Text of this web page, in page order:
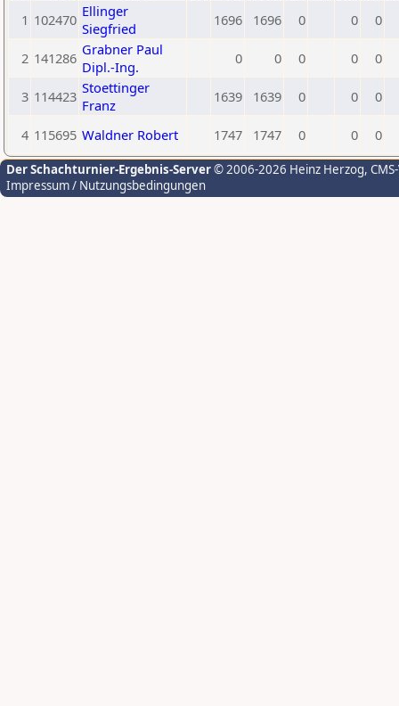
1 102470 Ellinger
Siegfried
1696 1696 0 0 0
2 141286 Grabner Paul
Dipl.-Ing.
0 0 0 0 0
3 114423 Stoettinger
Franz
1639 1639 0 0 0
4 115695 Waldner Robert 1747 1747 0 0 0
Der Schachturnier-Ergebnis-Server© 2006-2026 Heinz Herzog,
Impressum / Nutzungsbedingungen